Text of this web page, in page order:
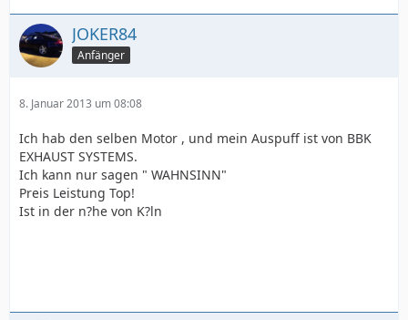
JOKER84
Anfänger
8. Januar 2013 um 08:08
Ich hab den selben Motor , und mein Auspuff ist von BBK
EXHAUST SYSTEMS.
Ich kann nur sagen " WAHNSINN"
Preis Leistung Top!
Ist in der n?he von K?ln